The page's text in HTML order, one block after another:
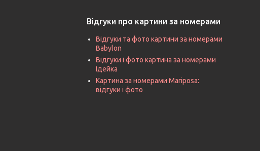
Відгуки про картини за номерами
Відгуки та фото картини за номерами
Babylon
Відгуки і фото картина за номерами
Ідейка
Картина за номерами Mariposa:
відгуки і фото